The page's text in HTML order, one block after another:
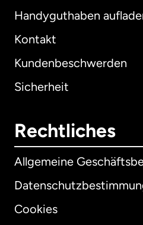
Handyguthaben
Kontakt
Kundenbeschwerden
Sicherheit
Rechtliches
Allgemeine
Cookies